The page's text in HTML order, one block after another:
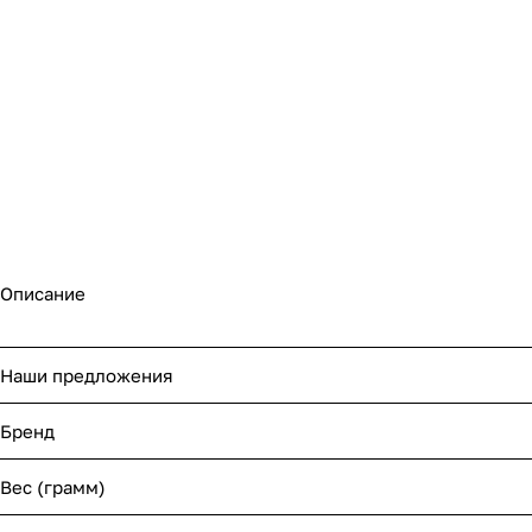
Описание
Наши предложения
Бренд
Вес (грамм)